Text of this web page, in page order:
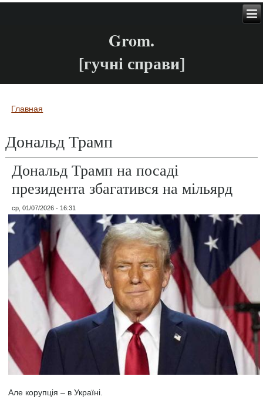
Grom.
[гучні справи]
Вы здесь
Главная
Дональд Трамп
Дональд Трамп на посаді
президента збагатився на мільярд
ср, 01/07/2026 - 16:31
Але корупція – в Україні.